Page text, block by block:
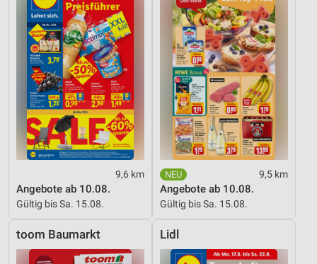
9,6 km
Angebote ab 10.08.
Gültig bis Sa. 15.08.
9,5 km
Angebote ab 10.08.
Gültig bis Sa. 15.08.
toom Baumarkt Lidl